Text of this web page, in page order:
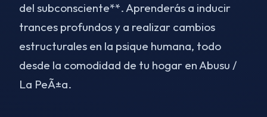
del subconsciente**. Aprenderás a inducir
trances profundos y a realizar cambios
estructurales en la psique humana, todo
desde la comodidad de tu hogar en Abusu /
La PeÃ±a.